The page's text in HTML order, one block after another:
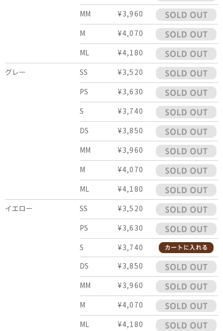
MM
¥3,960
M
¥4,070
ML
¥4,180
グレー
SS
¥3,520
PS
¥3,630
S
¥3,740
DS
¥3,850
MM
¥3,960
M
¥4,070
ML
¥4,180
イエロー
SS
¥3,520
PS
¥3,630
S
¥3,740
DS
¥3,850
MM
¥3,960
M
¥4,070
ML
¥4,180